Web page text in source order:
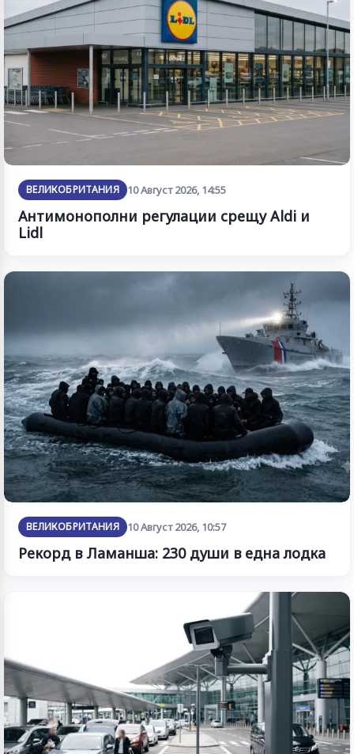
ВЕЛИКОБРИТАНИЯ 10 Август 2026, 14:55
Антимонополни регулации срещу Aldi и
Lidl
ВЕЛИКОБРИТАНИЯ 10 Август 2026, 10:57
Рекорд в Ламанша: 230 души в една лодка